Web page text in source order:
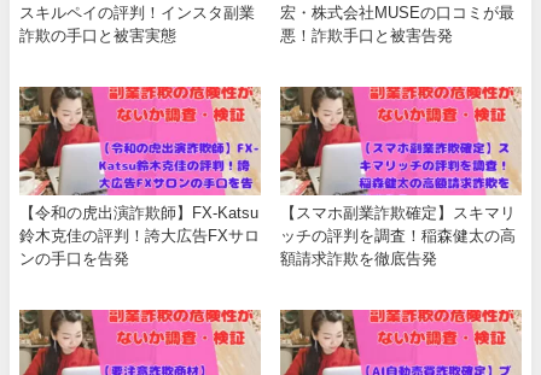
スキルペイの評判！インスタ副業
詐欺の手口と被害実態
宏・株式会社MUSEの口コミが最
悪！詐欺手口と被害告発
【令和の虎出演詐欺師】FX-Katsu
鈴木克佳の評判！誇大広告FXサロ
ンの手口を告発
【スマホ副業詐欺確定】スキマリ
ッチの評判を調査！稲森健太の高
額請求詐欺を徹底告発